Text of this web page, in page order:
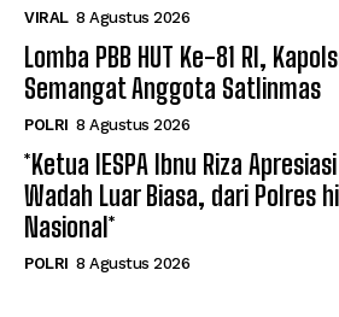
VIRAL 8 Agustus 2026
Lomba PBB HUT Ke-81 RI,
Semangat Anggota Satlinmas
POLRI 8 Agustus 2026
*Ketua IESPA Ibnu Riza
Wadah Luar Biasa, dari Polres
Nasional*
POLRI 8 Agustus 2026